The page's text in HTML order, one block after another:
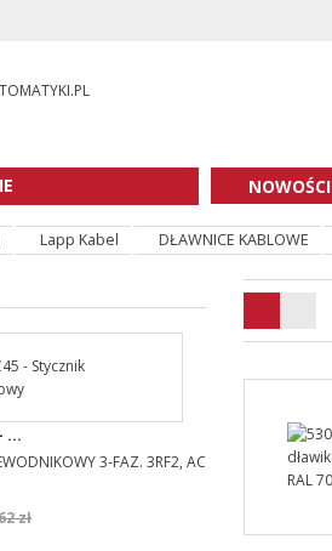
NOWOŚCI
Lapp Kabel DŁAWNICE KABLOWE
...
3-FAZ. 3RF2, AC
zł